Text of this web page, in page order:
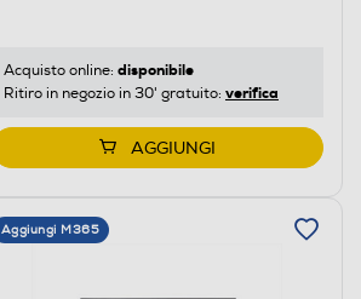
Acquisto online: disponibile
Ritiro in negozio in 30' gratuito: verifica
AGGIUNGI
Aggiungi M365